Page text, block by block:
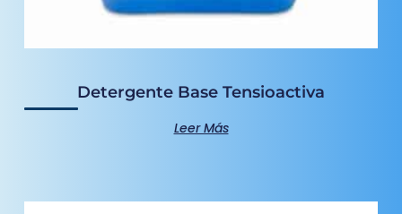
Detergente Base Tensioactiva
Leer Más